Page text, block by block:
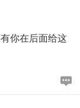
你在后面给这